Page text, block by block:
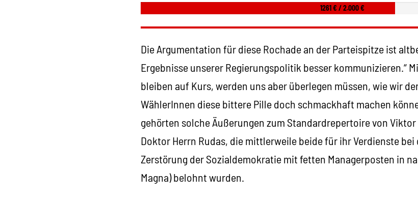
1261 € / 2.000 €
Die Argumentation für diese Rochade an der Parteispitze ist
Ergebnisse unserer Regierungspolitik besser kommunizieren.“
bleiben auf Kurs, werden uns aber überlegen müssen, wie wir
WählerInnen diese bittere Pille doch schmackhaft machen
gehörten solche Äußerungen zum Standardrepertoire von
Doktor Herrn Rudas, die mittlerweile beide für ihr Verdienste
Zerstörung der Sozialdemokratie mit fetten Managerposten in
Magna) belohnt wurden.